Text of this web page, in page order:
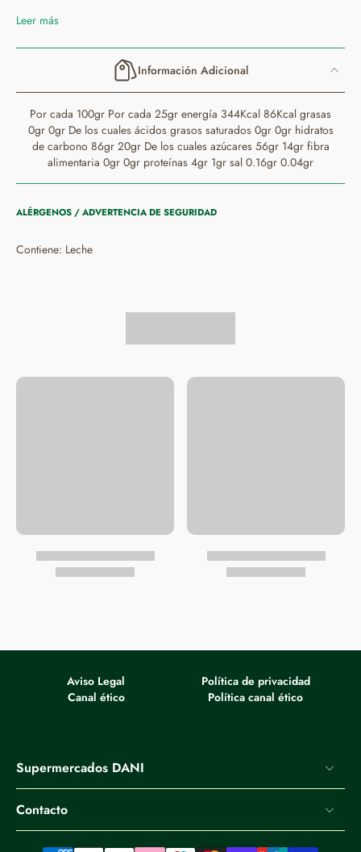
Leer más
Información Adicional
Por cada 100gr Por cada 25gr energía 344Kcal 86Kcal grasas
0gr 0gr De los cuales ácidos grasos saturados 0gr 0gr hidratos
de carbono 86gr 20gr De los cuales azúcares 56gr 14gr fibra
alimentaria 0gr 0gr proteínas 4gr 1gr sal 0.16gr 0.04gr
ALÉRGENOS / ADVERTENCIA DE SEGURIDAD
Contiene: Leche
Aviso Legal
Política de privacidad
Canal ético
Política canal ético
Supermercados DANI
Contacto